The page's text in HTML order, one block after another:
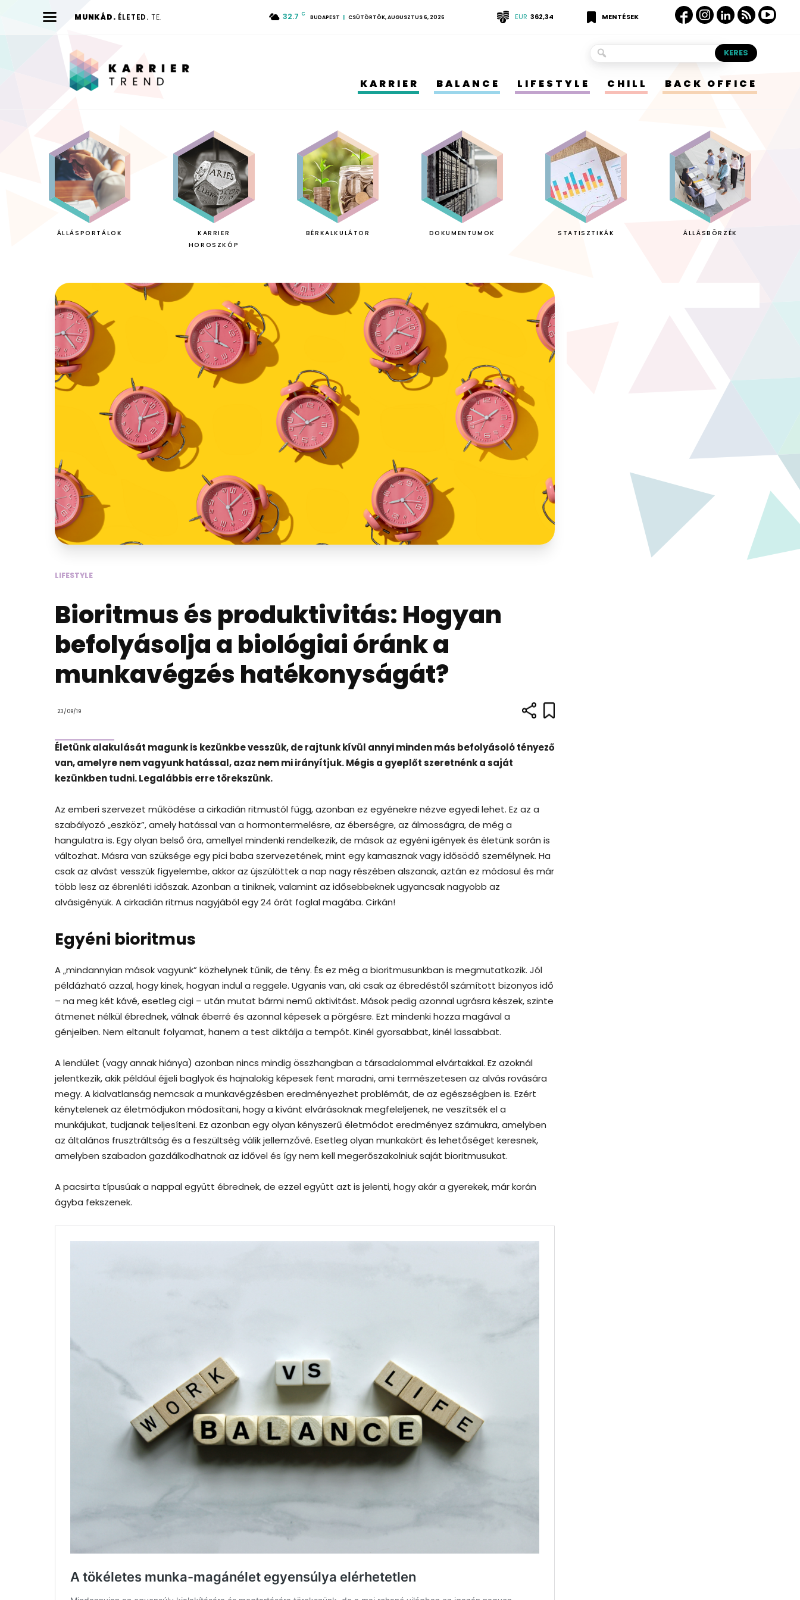
MUNKÁD. ÉLETED. TE. 32.7 C BUDAPEST CSÜTÖRTÖK, AUGUSZTUS 6, 2026 EUR 362,34 MENTÉSEK
KARRIER BALANCE LIFESTYLE CHILL BACK OFFICE
ÁLLÁSPORTÁLOK
KARRIER
HOROSZKÓP
BÉRKALKULÁTOR DOKUMENTUMOK STATISZTIKÁK ÁLLÁSBÖRZÉK
LIFESTYLE
Bioritmus és produktivitás: Hogyan
befolyásolja a biológiai óránk a
munkavégzés hatékonyságát?
23/09/19
Életünk alakulását magunk is kezünkbe vesszük, de rajtunk kívül annyi minden más befolyásoló tényező
van, amelyre nem vagyunk hatással, azaz nem mi irányítjuk. Mégis a gyeplőt szeretnénk a saját
kezünkben tudni. Legalábbis erre törekszünk.
Az emberi szervezet működése a cirkadián ritmustól függ, azonban ez egyénekre nézve egyedi lehet. Ez az a
szabályozó „eszköz”, amely hatással van a hormontermelésre, az éberségre, az álmosságra, de még a
hangulatra is. Egy olyan belső óra, amellyel mindenki rendelkezik, de mások az egyéni igények és életünk során is
változhat. Másra van szüksége egy pici baba szervezetének, mint egy kamasznak vagy idősödő személynek. Ha
csak az alvást vesszük figyelembe, akkor az újszülöttek a nap nagy részében alszanak, aztán ez módosul és már
több lesz az ébrenléti időszak. Azonban a tiniknek, valamint az idősebbeknek ugyancsak nagyobb az
alvásigényük. A cirkadián ritmus nagyjából egy 24 órát foglal magába. Cirkán!
Egyéni bioritmus
A „mindannyian mások vagyunk” közhelynek tűnik, de tény. És ez még a bioritmusunkban is megmutatkozik. Jól
példázható azzal, hogy kinek, hogyan indul a reggele. Ugyanis van, aki csak az ébredéstől számított bizonyos idő
– na meg két kávé, esetleg cigi – után mutat bármi nemű aktivitást. Mások pedig azonnal ugrásra készek, szinte
átmenet nélkül ébrednek, válnak éberré és azonnal képesek a pörgésre. Ezt mindenki hozza magával a
génjeiben. Nem eltanult folyamat, hanem a test diktálja a tempót. Kinél gyorsabbat, kinél lassabbat.
A lendület (vagy annak hiánya) azonban nincs mindig összhangban a társadalommal elvártakkal. Ez azoknál
jelentkezik, akik például éjjeli baglyok és hajnalokig képesek fent maradni, ami természetesen az alvás rovására
megy. A kialvatlanság nemcsak a munkavégzésben eredményezhet problémát, de az egészségben is. Ezért
kénytelenek az életmódjukon módosítani, hogy a kívánt elvárásoknak megfeleljenek, ne veszítsék el a
munkájukat, tudjanak teljesíteni. Ez azonban egy olyan kényszerű életmódot eredményez számukra, amelyben
az általános frusztráltság és a feszültség válik jellemzővé. Esetleg olyan munkakört és lehetőséget keresnek,
amelyben szabadon gazdálkodhatnak az idővel és így nem kell megerőszakolniuk saját bioritmusukat.
A pacsirta típusúak a nappal együtt ébrednek, de ezzel együtt azt is jelenti, hogy akár a gyerekek, már korán
ágyba fekszenek.